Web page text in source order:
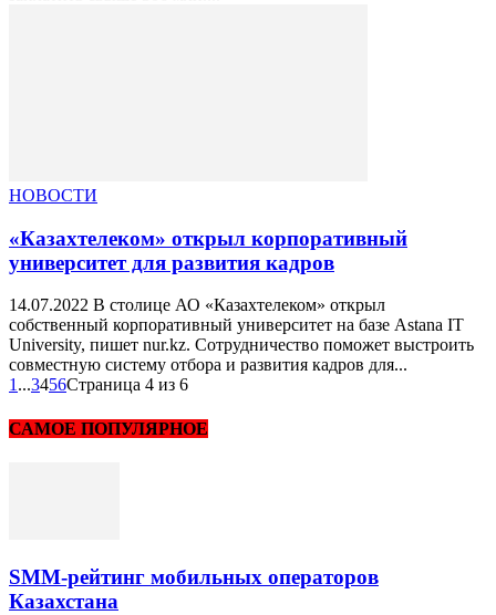
НОВОСТИ
«Казахтелеком» открыл корпоративный
университет для развития кадров
14.07.2022 В столице АО «Казахтелеком» открыл
собственный корпоративный университет на базе Astana IT
University, пишет nur.kz. Сотрудничество поможет выстроить
совместную систему отбора и развития кадров для...
1 ...3456Страница 4 из 6
САМОЕ ПОПУЛЯРНОЕ
SMM-рейтинг мобильных операторов
Казахстана